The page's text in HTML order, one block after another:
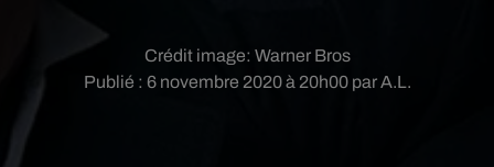
Publié : 6 novembre 2020 à 20h00 par A.L.
Crédit image: Warner Bros